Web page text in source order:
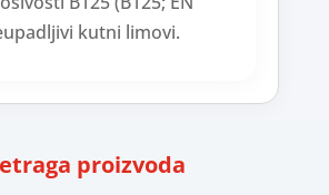
kutni limovi.
proizvoda